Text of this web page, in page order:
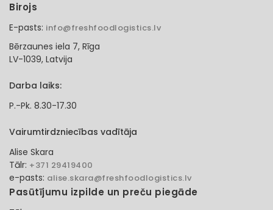
Birojs
E-pasts: info@freshfoodlogistics.lv
Bērzaunes iela 7, Rīga
LV-1039, Latvija
Darba laiks:
P.-Pk. 8.30-17.30
Vairumtirdzniecības vadītāja
Alise Skara
Tālr: +371 29419400
e-pasts: alise.skara@freshfoodlogistics.lv
Pasūtījumu izpilde un preču piegāde